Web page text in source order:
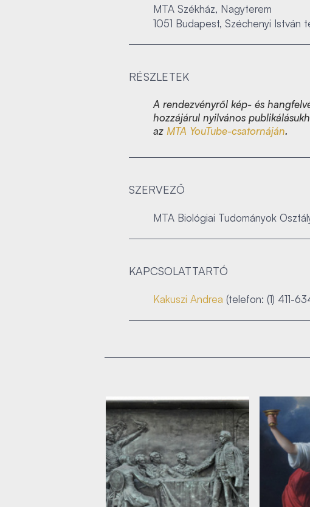
MTA Székház, Nagyterem
1051 Budapest, Széchenyi István
RÉSZLETEK
A rendezvényről kép- és
hozzájárul nyilvános
az MTA YouTube-csatornáján.
SZERVEZŐ
MTA Biológiai Tudományok
KAPCSOLATTARTÓ
Kakuszi Andrea (telefon: (1) 411-